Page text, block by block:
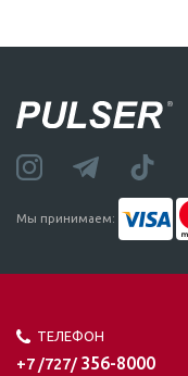
Мы принимаем:
ТЕЛЕФОН
+7 /727/ 356-8000